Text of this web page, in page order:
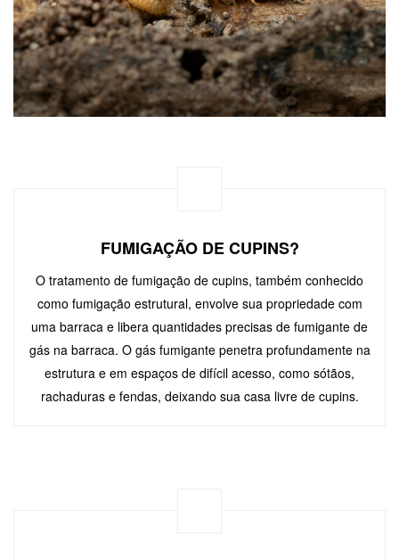
FUMIGAÇÃO DE CUPINS?
O tratamento de fumigação de cupins, também conhecido
como fumigação estrutural, envolve sua propriedade com
uma barraca e libera quantidades precisas de fumigante de
gás na barraca. O gás fumigante penetra profundamente na
estrutura e em espaços de difícil acesso, como sótãos,
rachaduras e fendas, deixando sua casa livre de cupins.